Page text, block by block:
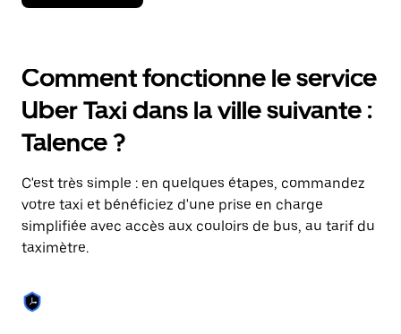
la
bas
pour
ouvrir
le
calendrier
et
une
date.
Appuyez
sur
la
pour
fermer
Comment fonctionne le service
Uber Taxi dans la ville suivante :
Talence ?
C'est très simple : en quelques étapes, commandez
votre taxi et bénéficiez d'une prise en charge
simplifiée avec accès aux couloirs de bus, au tarif du
taximètre.